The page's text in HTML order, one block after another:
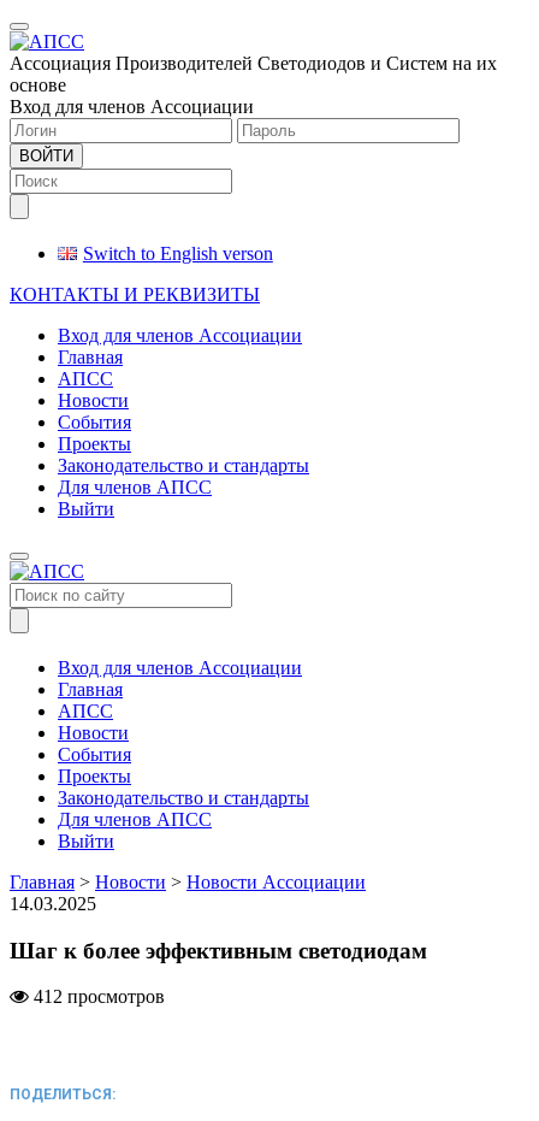
Меню
Ассоциация Производителей Светодиодов и Систем на их
основе
Вход для членов Ассоциации
ВОЙТИ
Switch to English verson
КОНТАКТЫ И РЕКВИЗИТЫ
Вход для членов Ассоциации
Главная
АПСС
Новости
События
Проекты
Законодательство и стандарты
Для членов АПСС
Выйти
Меню
Вход для членов Ассоциации
Главная
АПСС
Новости
События
Проекты
Законодательство и стандарты
Для членов АПСС
Выйти
Главная > Новости > Новости Ассоциации
14.03.2025
Шаг к более эффективным светодиодам
412 просмотров
ПОДЕЛИТЬСЯ: